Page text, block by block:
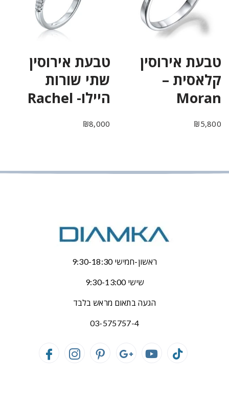
טבעת אירוסין
קלאסית –
Moran
₪5,800
טבעת אירוסין
שתי שורות
היילו- Rachel
₪8,000
ראשון-חמישי 9:30-18:30
שישי 9:30-13:00
הגעה בתאום מראש בלבד
03-575757-4